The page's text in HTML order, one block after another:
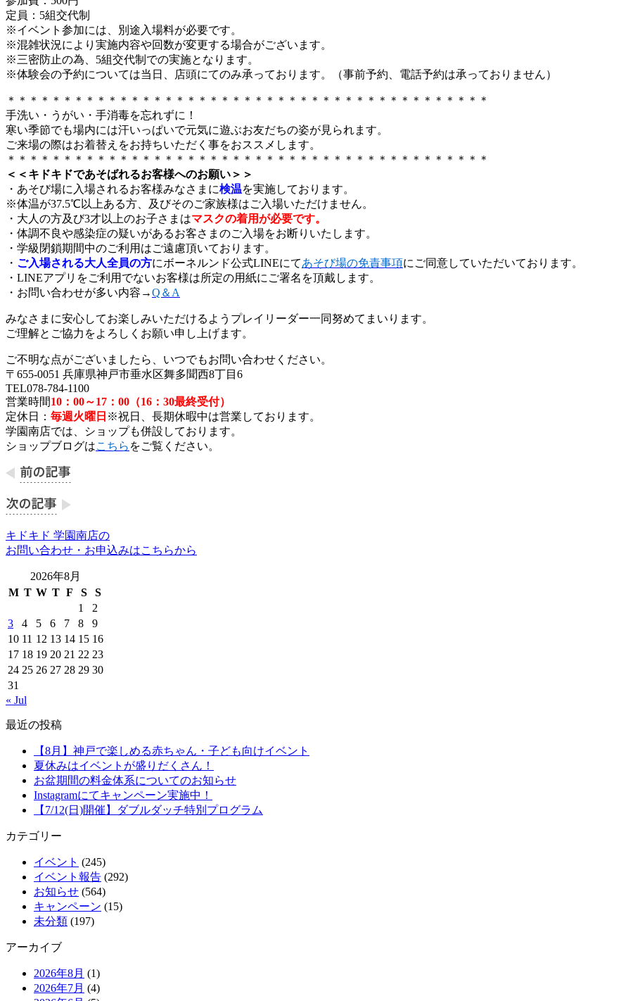
定員：5組交代制
※イベント参加には、別途入場料が必要です。
※混雑状況により実施内容や回数が変更する場合がございます。
※三密防止の為、5組交代制での実施となります。
※体験会の予約については当日、店頭にてのみ承っております。（事前予約、電話予約は承っておりません）
＊＊＊＊＊＊＊＊＊＊＊＊＊＊＊＊＊＊＊＊＊＊＊＊＊＊＊＊＊＊＊＊＊＊＊＊＊＊＊＊＊＊＊
手洗い・うがい・手消毒を忘れずに！
寒い季節でも場内には汗いっぱいで元気に遊ぶお友だちの姿が見られます。
ご来場の際はお着替えをお持ちいただく事をおススメします。
＊＊＊＊＊＊＊＊＊＊＊＊＊＊＊＊＊＊＊＊＊＊＊＊＊＊＊＊＊＊＊＊＊＊＊＊＊＊＊＊＊＊＊
＜＜キドキドであそばれるお客様へのお願い＞＞
・あそび場に入場されるお客様みなさまに検温を実施しております。
※体温が37.5℃以上ある方、及びそのご家族様はご入場いただけません。
・大人の方及び3才以上のお子さまはマスクの着用が必要です。
・体調不良や感染症の疑いがあるお客さまのご入場をお断りいたします。
・学級閉鎖期間中のご利用はご遠慮頂いております。
・ ご入場される大人全員の方にボーネルンド公式LINEにてあそび場の免責事項にご同意していただいております。
・LINEアプリをご利用でないお客様は所定の用紙にご署名を頂戴します。
・お問い合わせが多い内容→Q＆A
みなさまに安心してお楽しみいただけるようプレイリーダー一同努めてまいります。
ご理解とご協力をよろしくお願い申し上げます。
ご不明な点がございましたら、いつでもお問い合わせください。
〒655-0051 兵庫県神戸市垂水区舞多聞西8丁目6
TEL078-784-1100
営業時間10：00～17：00（16：30最終受付）
定休日： 毎週火曜日 ※祝日、長期休暇中は営業しております。
学園南店では、ショップも併設しております。
ショップブログはこちら をご覧ください。
キドキド 学園南店の
お問い合わせ・お申込みはこちらから
2026年8月
M T W T F S
S
1
2
3
4 5 6 7 8
9
10 11 12 13 14 15 16
17 18 19 20 21 22 23
24 25 26 27 28 29 30
31
« Jul
最近の投稿
【8月】神戸で楽しめる赤ちゃん・子ども向けイベント
夏休みはイベントが盛りだくさん！
お盆期間の料金体系についてのお知らせ
Instagramにてキャンペーン実施中！
【7/12(日)開催】ダブルダッチ特別プログラム
カテゴリー
イベント (245)
イベント報告 (292)
お知らせ (564)
キャンペーン (15)
未分類 (197)
アーカイブ
2026年8月 (1)
2026年7月 (4)